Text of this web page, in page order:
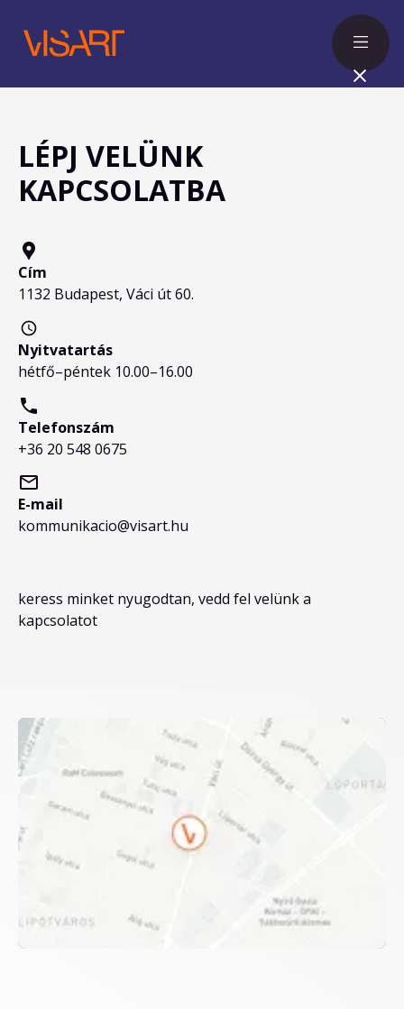
LÉPJ VELÜNK
KAPCSOLATBA
Cím
1132 Budapest, Váci út 60.
Nyitvatartás
hétfő–péntek 10.00–16.00
Telefonszám
+36 20 548 0675
E-mail
kommunikacio@visart.hu
keress minket nyugodtan, vedd fel velünk a
kapcsolatot